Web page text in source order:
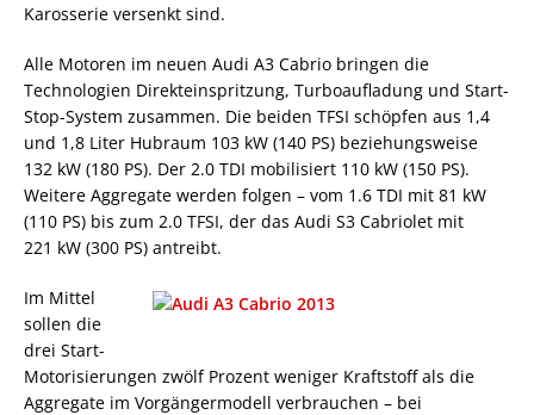
Karosserie versenkt sind.
Alle Motoren im neuen Audi A3 Cabrio bringen die
Technologien Direkteinspritzung, Turboaufladung und Start-
Stop-System zusammen. Die beiden TFSI schöpfen aus 1,4
und 1,8 Liter Hubraum 103 kW (140 PS) beziehungsweise
132 kW (180 PS). Der 2.0 TDI mobilisiert 110 kW (150 PS).
Weitere Aggregate werden folgen – vom 1.6 TDI mit 81 kW
(110 PS) bis zum 2.0 TFSI, der das Audi S3 Cabriolet mit
221 kW (300 PS) antreibt.
Im Mittel
sollen die
drei Start-
Motorisierungen zwölf Prozent weniger Kraftstoff als die
Aggregate im Vorgängermodell verbrauchen – bei